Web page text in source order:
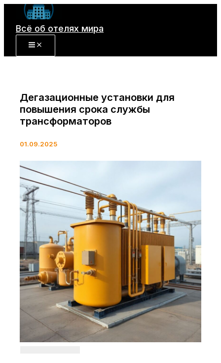
Перейти
содержимому
Всё об отелях мира
Дегазационные установки для
повышения срока службы
трансформаторов
01.09.2025